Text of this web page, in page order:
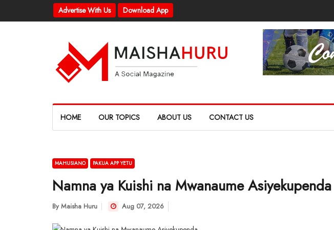
Advertise With Us Download App
HOME OUR TOPICS ABOUT US CONTACT US
MAHUSIANO PAKUA APP YETU
Namna ya Kuishi na Mwanaume Asiyekupenda
By Maisha Huru Aug 07, 2026